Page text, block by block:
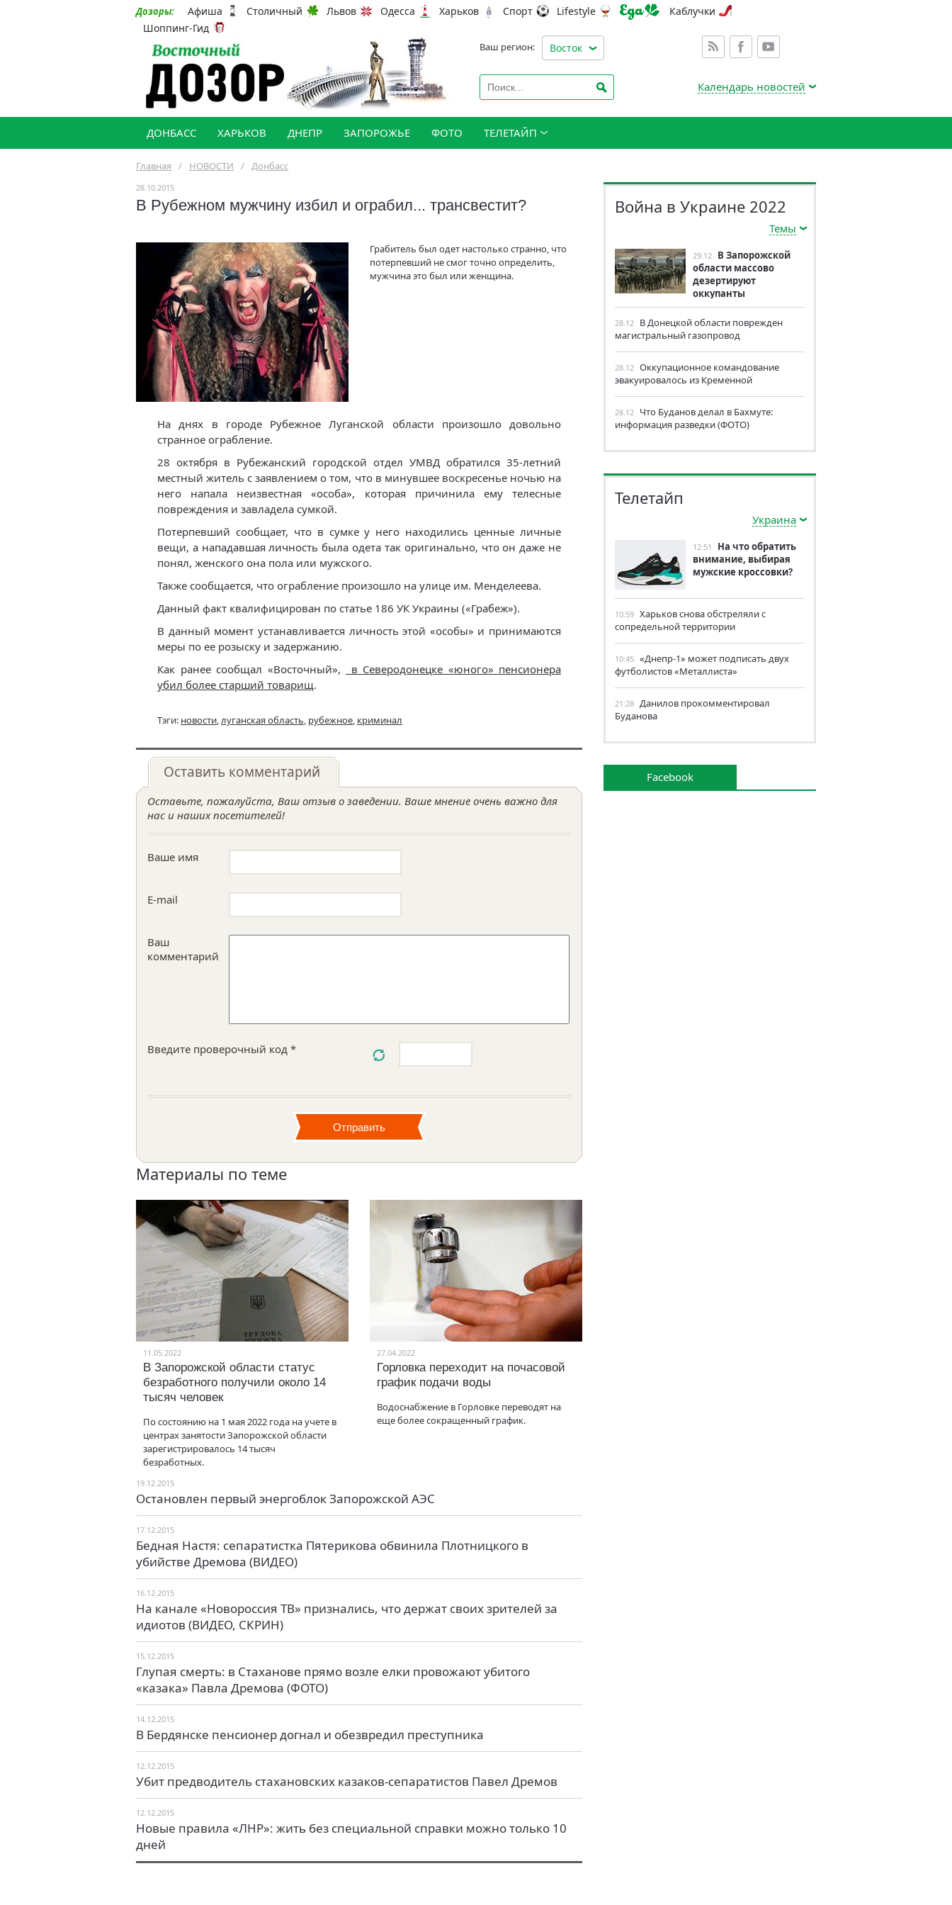
Дозоры: Афиша Столичный Львов Одесса Харьков Спорт Lifestyle
Каблучки
Шоппинг-Гид
Ваш регион: Восток
Календарь новостей
ДОНБАСС ХАРЬКОВ ДНЕПР ЗАПОРОЖЬЕ ФОТО ТЕЛЕТАЙП
Главная / НОВОСТИ / Донбасс
28.10.2015
В Рубежном мужчину избил и ограбил... трансвестит?
Грабитель был одет настолько странно, что
потерпевший не смог точно определить,
мужчина это был или женщина.
На днях в городе Рубежное Луганской области произошло довольно
странное ограбление.
28 октября в Рубежанский городской отдел УМВД обратился 35-летний
местный житель с заявлением о том, что в минувшее воскресенье ночью на
него напала неизвестная «особа», которая причинила ему телесные
повреждения и завладела сумкой.
Потерпевший сообщает, что в сумке у него находились ценные личные
вещи, а нападавшая личность была одета так оригинально, что он даже не
понял, женского она пола или мужского.
Также сообщается, что ограбление произошло на улице им. Менделеева.
Данный факт квалифицирован по статье 186 УК Украины («Грабеж»).
В данный момент устанавливается личность этой «особы» и принимаются
меры по ее розыску и задержанию.
Как ранее сообщал «Восточный»,
в Северодонецке «юного» пенсионера
убил более старший товарищ.
Тэги: новости,луганская область, рубежное, криминал
Оставить комментарий
Оставьте, пожалуйста, Ваш отзыв о заведении. Ваше мнение очень важно для
нас и наших посетителей!
Ваше имя
E-mail
Ваш
комментарий
Введите проверочный код *
Материалы по теме
11.05.2022
В Запорожской области статус
безработного получили около 14
тысяч человек
По состоянию на 1 мая 2022 года на учете в
центрах занятости Запорожской области
зарегистрировалось 14 тысяч
безработных.
27.04.2022
Горловка переходит на почасовой
график подачи воды
Водоснабжение в Горловке переводят на
еще более сокращенный график.
19.12.2015
Остановлен первый энергоблок Запорожской АЭС
17.12.2015
Бедная Настя: сепаратистка Пятерикова обвинила Плотницкого в
убийстве Дремова (ВИДЕО)
16.12.2015
На канале «Новороссия ТВ» признались, что держат своих зрителей за
идиотов (ВИДЕО, СКРИН)
15.12.2015
Глупая смерть: в Стаханове прямо возле елки провожают убитого
«казака» Павла Дремова (ФОТО)
14.12.2015
В Бердянске пенсионер догнал и обезвредил преступника
12.12.2015
Убит предводитель стахановских казаков-сепаратистов Павел Дремов
12.12.2015
Новые правила «ЛНР»: жить без специальной справки можно только 10
дней
Война в Украине 2022
Темы
29.12 В Запорожской
области массово
дезертируют
оккупанты
28.12 В Донецкой области поврежден
магистральный газопровод
28.12 Оккупационное командование
эвакуировалось из Кременной
28.12 Что Буданов делал в Бахмуте:
информация разведки (ФОТО)
Телетайп
Украина
12:51
На что обратить
внимание, выбирая
мужские кроссовки?
10:59 Харьков снова обстреляли с
сопредельной территории
10:45 «Днепр-1» может подписать двух
футболистов «Металлиста»
21:28 Данилов прокомментировал
Буданова
Facebook